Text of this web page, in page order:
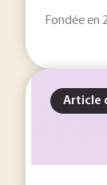
Fondée en
Article